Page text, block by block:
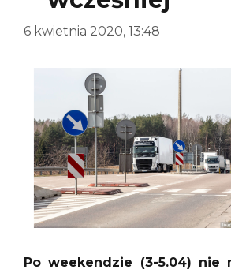
6 kwietnia 2020, 13:48
Po weekendzie (3-5.04) nie